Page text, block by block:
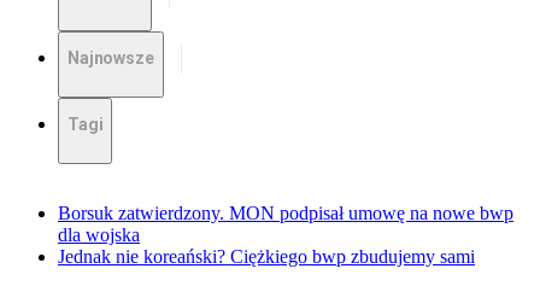
Najnowsze
Tagi
Borsuk zatwierdzony. MON podpisał umowę na nowe bwp
dla wojska
Jednak nie koreański? Ciężkiego bwp zbudujemy sami